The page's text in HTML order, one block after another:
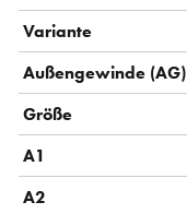
Variante
Außengewinde (AG)
Größe
A1
A2